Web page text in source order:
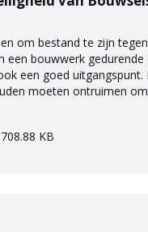
om bestand te zijn
een bouwwerk
een goed
moeten ontruimen
708.88 KB